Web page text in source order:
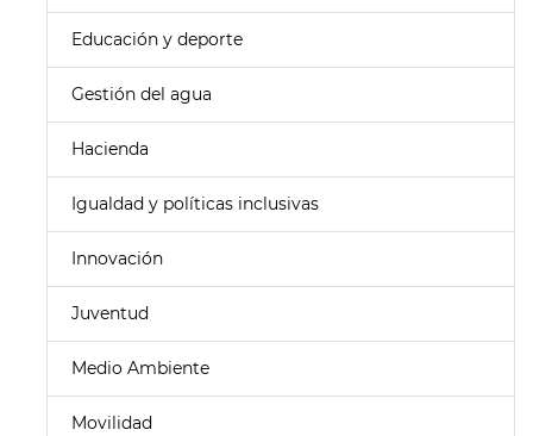
Educación y deporte
Gestión del agua
Hacienda
Igualdad y políticas inclusivas
Innovación
Juventud
Medio Ambiente
Movilidad